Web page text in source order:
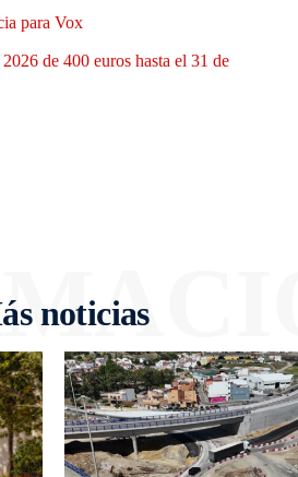
para Vox
de 400 euros hasta el 31 de
noticias